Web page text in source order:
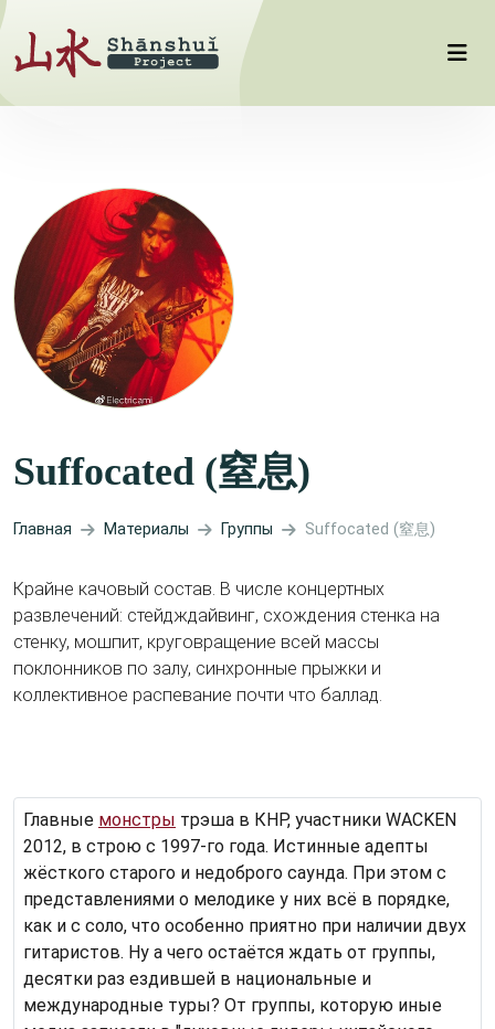
Suffocated (窒息)
Главная Материалы Группы Suffocated (窒息)
Крайне качовый состав. В числе концертных
развлечений: стейдждайвинг, схождения стенка на
стенку, мошпит, круговращение всей массы
поклонников по залу, синхронные прыжки и
коллективное распевание почти что баллад.
Главные монстры трэша в КНР, участники WACKEN
2012, в строю с 1997-го года. Истинные адепты
жёсткого старого и недоброго саунда. При этом с
представлениями о мелодике у них всё в порядке,
как и с соло, что особенно приятно при наличии двух
гитаристов. Ну а чего остаётся ждать от группы,
десятки раз ездившей в национальные и
международные туры? От группы, которую иные